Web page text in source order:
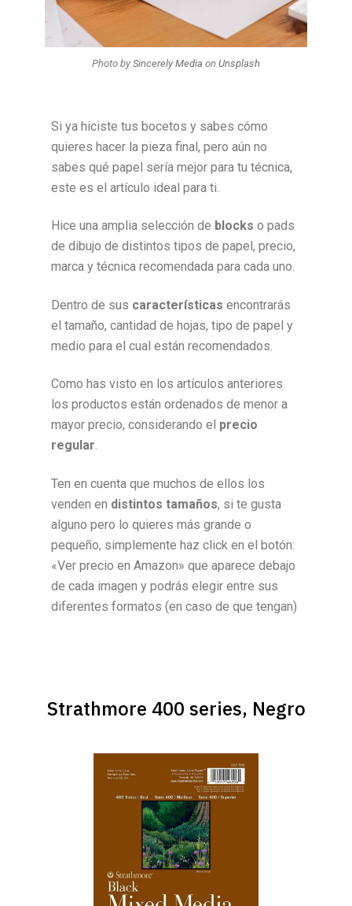
Photo by Sincerely Media on Unsplash
Si ya hiciste tus bocetos y sabes cómo
quieres hacer la pieza final, pero aún no
sabes qué papel sería mejor para tu técnica,
este es el artículo ideal para ti.
Hice una amplia selección de blocks o pads
de dibujo de distintos tipos de papel, precio,
marca y técnica recomendada para cada uno.
Dentro de sus características encontrarás
el tamaño, cantidad de hojas, tipo de papel y
medio para el cual están recomendados.
Como has visto en los artículos anteriores
los productos están ordenados de menor a
mayor precio, considerando el precio
regular.
Ten en cuenta que muchos de ellos los
venden en distintos tamaños, si te gusta
alguno pero lo quieres más grande o
pequeño, simplemente haz click en el botón:
«Ver precio en Amazon» que aparece debajo
de cada imagen y podrás elegir entre sus
diferentes formatos (en caso de que tengan)
Strathmore 400 series, Negro